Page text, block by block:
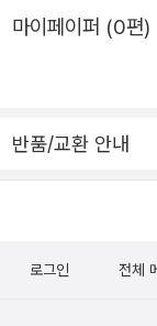
마이페이퍼 (0편)
반품/교환 안내
로그인 전체